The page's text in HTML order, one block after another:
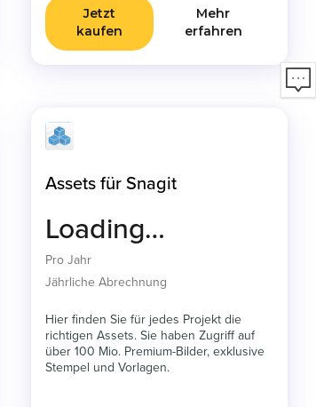
Jetzt
kaufen
Mehr
erfahren
Assets für Snagit
Loading…
Pro Jahr
Jährliche Abrechnung
Hier finden Sie für jedes Projekt die
richtigen Assets. Sie haben Zugriff auf
über 100 Mio. Premium-Bilder, exklusive
Stempel und Vorlagen.